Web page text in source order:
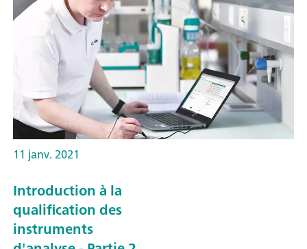
11 janv. 2021
Introduction à la
qualification des
instruments